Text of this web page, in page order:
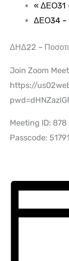
« ΔΕΟ31
ΔΕΟ34 –
ΔΗΔ22 –
Join Zoom
https://
Meeting ID:
Passcode: